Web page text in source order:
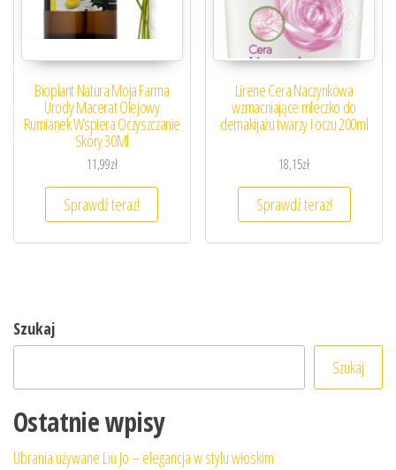
Bioplant Natura Moja Farma
Urody Macerat Olejowy
Rumianek Wspiera Oczyszczanie
Skóry 30Ml
11,99zł
Sprawdź teraz!
Lirene Cera Naczynkowa
wzmacniające mleczko do
demakijażu twarzy i oczu 200ml
18,15zł
Sprawdź teraz!
Szukaj
Szukaj
Ostatnie wpisy
Ubrania używane Liu Jo – elegancja w stylu włoskim